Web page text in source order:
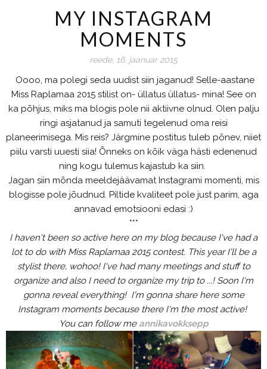
MY INSTAGRAM
MOMENTS
reede, 16. jaanuar 2015
Oooo, ma polegi seda uudist siin jaganud! Selle-aastane
Miss Raplamaa 2015 stilist on- üllatus üllatus- mina! See on
ka põhjus, miks ma blogis pole nii aktiivne olnud. Olen palju
ringi asjatanud ja samuti tegelenud oma reisi
planeerimisega. Mis reis? Järgmine postitus tuleb põnev, niiet
piilu varsti uuesti siia! Õnneks on kõik väga hästi edenenud
ning kogu tulemus kajastub ka siin.
Jagan siin mõnda meeldejäävamat Instagrami momenti, mis
blogisse pole jõudnud. Piltide kvaliteet pole just parim, aga
annavad emotsiooni edasi :)
***
I haven't been so active here on my blog because I've had a
lot to do with Miss Raplamaa 2015 contest. This year I'll be a
stylist there, wohoo! I've had many meetings and stuff to
organize and also I need to organize my trip to ...! Soon I'm
gonna reveal everything! I'm gonna share here some
Instagram moments because there I'm the most active!
You can follow me annikavokksepp